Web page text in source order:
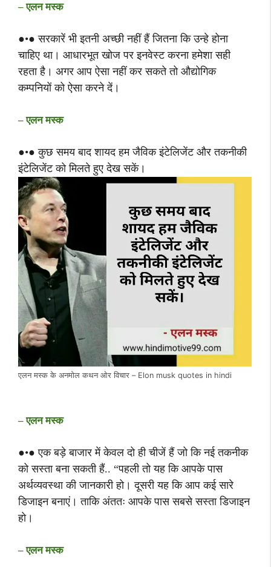
– एलन मस्क
●•● सरकारें भी इतनी अच्छी नहीं हैं जितना कि उन्हे होना
चाहिए था। आधारभूत खोज पर इनवेस्ट करना हमेशा सही
रहता है। अगर आप ऐसा नहीं कर सकते तो औद्योगिक
कम्पनियों को ऐसा करने दें।
– एलन मस्क
●•● कुछ समय बाद शायद हम जैविक इंटेलिजेंट और तकनीकी
इंटेलिजेंट को मिलते हुए देख सकें।
एलन मस्क के अनमोल कथन ओर विचार – Elon musk quotes in hindi
– एलन मस्क
●•● एक बड़े बाजार में केवल दो ही चीजें हैं जो कि नई तकनीक
को सस्ता बना सकती हैं.. “पहली तो यह कि आपके पास
अर्थव्यवस्था की जानकारी हो। दूसरी यह कि आप कई सारे
डिजाइन बनाएं। ताकि अंततः आपके पास सबसे सस्ता डिजाइन
हो।
– एलन मस्क